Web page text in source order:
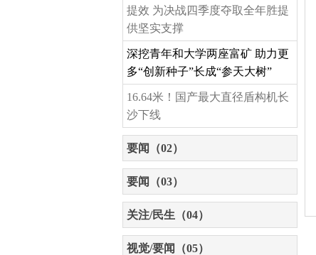
提效 为决战四季度夺取全年胜提
供坚实支撑
深挖青年和大学两座富矿 助力更
多“创新种子”长成“参天大树”
16.64米！国产最大直径盾构机长
沙下线
要闻（02）
要闻（03）
关注/民生（04）
视觉/要闻（05）